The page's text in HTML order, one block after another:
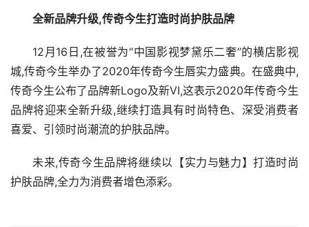
全新品牌升级,传奇今生打造时尚护肤品牌
12月16日,在被誉为“中国影视梦黛乐二奢”的横店影视
城,传奇今生举办了2020年传奇今生唇实力盛典。在盛典中,
传奇今生公布了品牌新Logo及新VI,这表示2020年传奇今生
品牌将迎来全新升级,继续打造具有时尚特色、深受消费者
喜爱、引领时尚潮流的护肤品牌。
未来,传奇今生品牌将继续以【实力与魅力】打造时尚
护肤品牌,全力为消费者增色添彩。